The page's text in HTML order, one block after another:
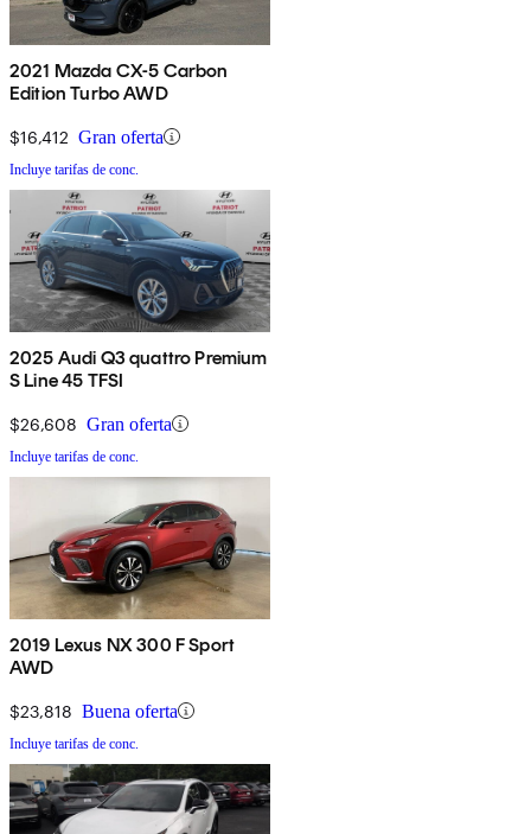
2021 Mazda CX-5 Carbon
Edition Turbo AWD
$16,412 Gran oferta
Incluye tarifas de conc.
2025 Audi Q3 quattro Premium
S Line 45 TFSI
$26,608 Gran oferta
Incluye tarifas de conc.
2019 Lexus NX 300 F Sport
AWD
$23,818 Buena oferta
Incluye tarifas de conc.